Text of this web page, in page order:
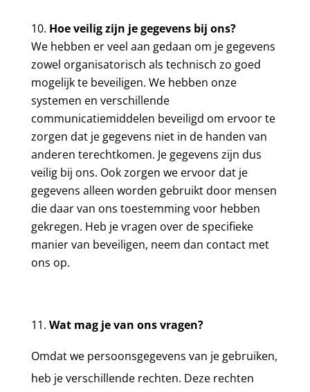
Hoe veilig zijn je gegevens bij ons?
We hebben er veel aan gedaan om je gegevens
zowel organisatorisch als technisch zo goed
mogelijk te beveiligen. We hebben onze
systemen en verschillende
communicatiemiddelen beveiligd om ervoor te
zorgen dat je gegevens niet in de handen van
anderen terechtkomen. Je gegevens zijn dus
veilig bij ons. Ook zorgen we ervoor dat je
gegevens alleen worden gebruikt door mensen
die daar van ons toestemming voor hebben
gekregen. Heb je vragen over de specifieke
manier van beveiligen, neem dan contact met
ons op.
Wat mag je van ons vragen?
Omdat we persoonsgegevens van je gebruiken,
heb je verschillende rechten. Deze rechten